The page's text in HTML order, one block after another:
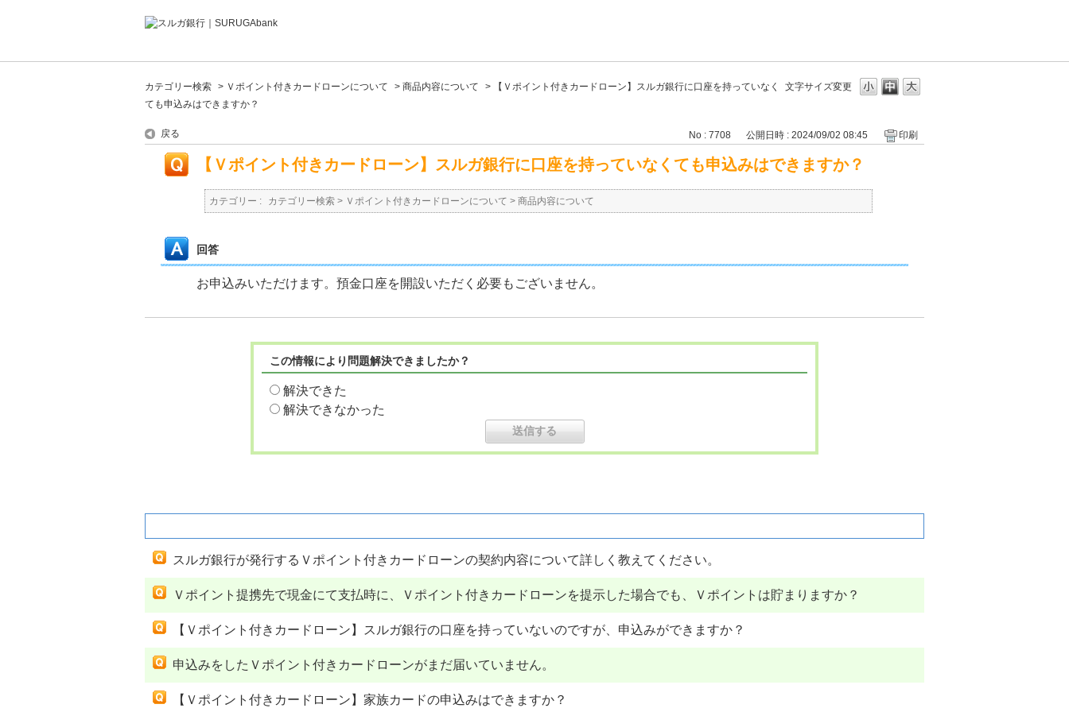
文字サイズ変更
カテゴリー検索 > Ｖポイント付きカードローンについて > 商品内容について >
【Ｖポイント付きカードローン】スルガ銀行に口座を持っていなく
ても申込みはできますか？
戻る No : 7708 公開日時 : 2024/09/02 08:45 印刷
【Ｖポイント付きカードローン】スルガ銀行に口座を持っていなくても申込みはできますか？
カテゴリー : カテゴリー検索 > Ｖポイント付きカードローンについて > 商品内容について
回答
お申込みいただけます。預金口座を開設いただく必要もございません。
この情報により問題解決できましたか？
解決できた
解決できなかった
スルガ銀行が発行するＶポイント付きカードローンの契約内容について詳しく教えてください。
Ｖポイント提携先で現金にて支払時に、Ｖポイント付きカードローンを提示した場合でも、Ｖポイントは貯まりますか？
【Ｖポイント付きカードローン】スルガ銀行の口座を持っていないのですが、申込みができますか？
申込みをしたＶポイント付きカードローンがまだ届いていません。
【Ｖポイント付きカードローン】家族カードの申込みはできますか？